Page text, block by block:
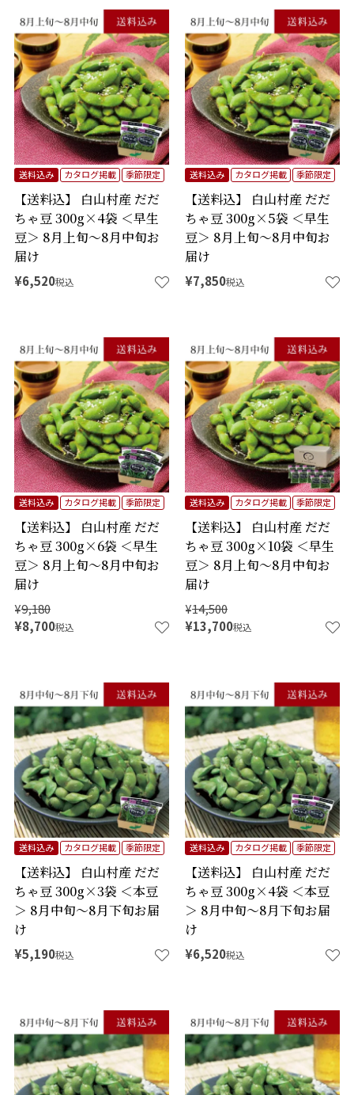
【送料込】 白山村産 だだ
ちゃ豆 300g×4袋 ＜早生
豆＞ 8月上旬～8月中旬お
届け
送料込み カタログ掲載 季節限定
¥6,520税込
【送料込】 白山村産 だだ
ちゃ豆 300g×5袋 ＜早生
豆＞ 8月上旬～8月中旬お
届け
送料込み カタログ掲載 季節限定
¥7,850税込
【送料込】 白山村産 だだ
ちゃ豆 300g×6袋 ＜早生
豆＞ 8月上旬～8月中旬お
届け
送料込み カタログ掲載 季節限定
¥9,180
¥8,700税込
【送料込】 白山村産 だだ
ちゃ豆 300g×10袋 ＜早生
豆＞ 8月上旬～8月中旬お
届け
送料込み カタログ掲載 季節限定
¥14,500
¥13,700税込
【送料込】 白山村産 だだ
ちゃ豆 300g×3袋 ＜本豆
＞ 8月中旬～8月下旬お届
け
送料込み カタログ掲載 季節限定
¥5,190税込
【送料込】 白山村産 だだ
ちゃ豆 300g×4袋 ＜本豆
＞ 8月中旬～8月下旬お届
け
送料込み カタログ掲載 季節限定
¥6,520税込